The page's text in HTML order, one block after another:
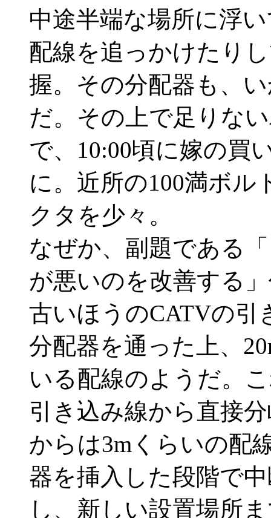
中途半端な場所に浮
配線を追っかけたり
握。その分配器も、
だ。その上で足りな
で、10:00頃に嫁の買
に。近所の100満ボル
クタを少々。
なぜか、副題である
が悪いのを改善する
古いほうのCATVの引
分配器を通った上、
いる配線のようだ。
引き込み線から直接
からは3mくらいの配
器を挿入した段階で
し、新しい設置場所